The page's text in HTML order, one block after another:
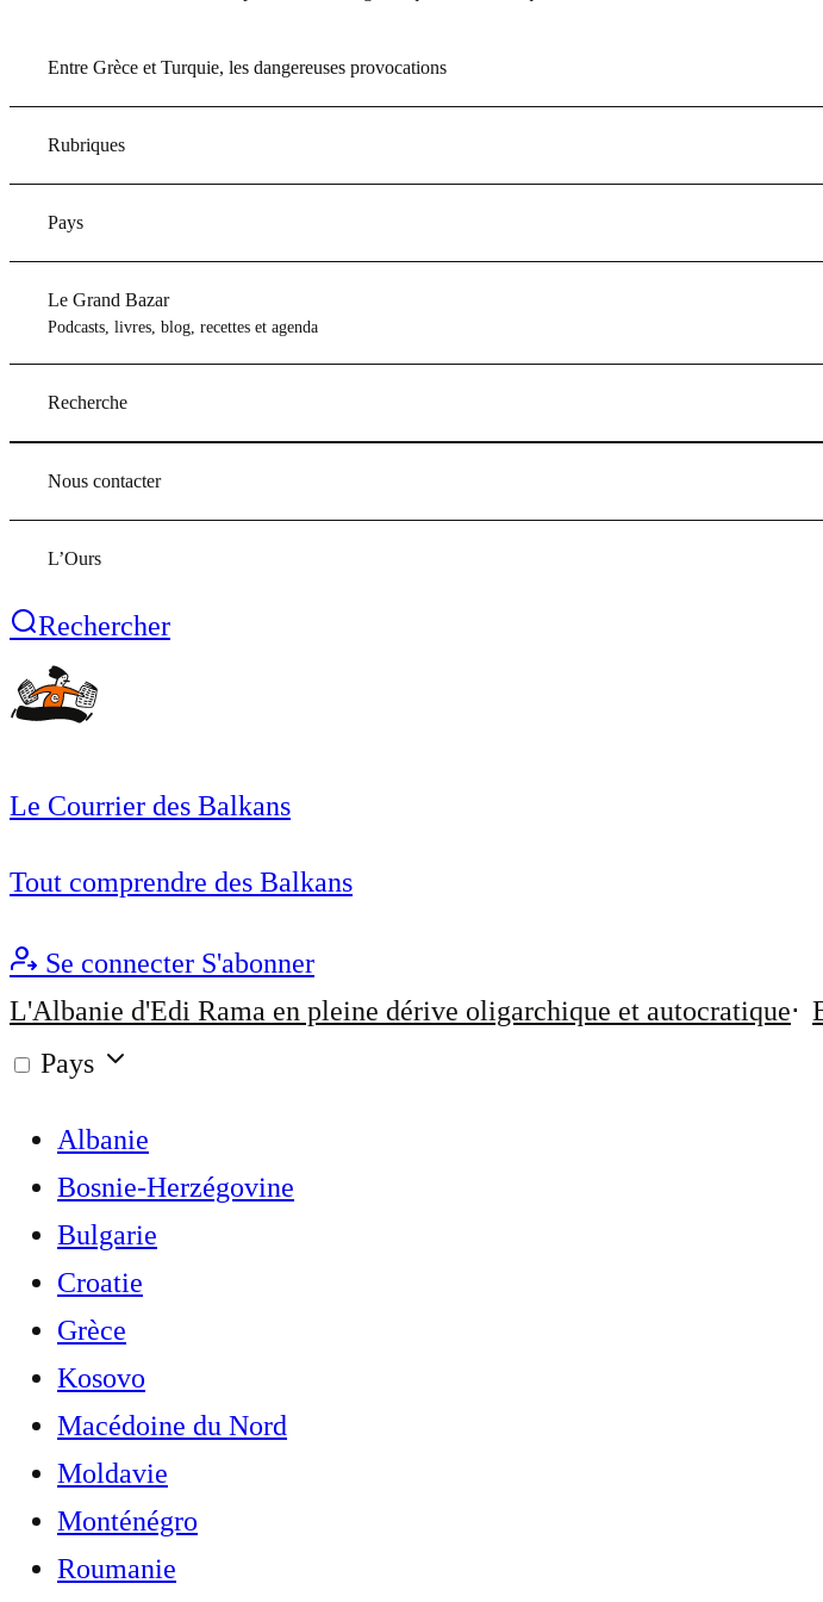
Entre Grèce et Turquie, les dangereuses provocations
Rubriques
Pays
Le Grand Bazar
Podcasts, livres, blog, recettes et agenda
Recherche
Nous contacter
L’Ours
Rechercher
Le Courrier des Balkans
Tout comprendre des Balkans
Se connecter S'abonner
L'Albanie d'Edi Rama en pleine dérive oligarchique et autocratique
Pays
Albanie
Bosnie-Herzégovine
Bulgarie
Croatie
Grèce
Kosovo
Macédoine du Nord
Moldavie
Monténégro
Roumanie